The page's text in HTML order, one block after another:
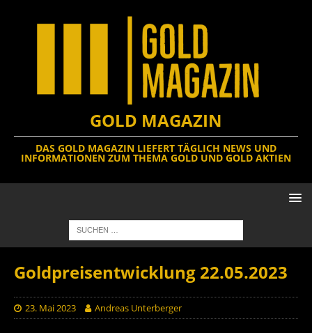
GOLD MAGAZIN
DAS GOLD MAGAZIN LIEFERT TÄGLICH NEWS UND
INFORMATIONEN ZUM THEMA GOLD UND GOLD AKTIEN
Goldpreisentwicklung 22.05.2023
23. Mai 2023 Andreas Unterberger